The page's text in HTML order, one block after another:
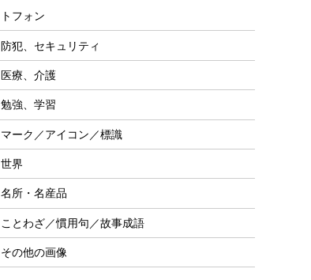
トフォン
防犯、セキュリティ
医療、介護
勉強、学習
マーク／アイコン／標識
世界
名所・名産品
ことわざ／慣用句／故事成語
その他の画像